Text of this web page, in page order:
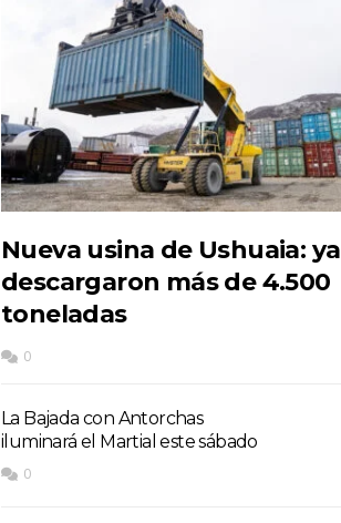
Nueva usina de Ushuaia: ya
descargaron más de 4.500
toneladas
0
La Bajada con Antorchas
iluminará el Martial este sábado
0